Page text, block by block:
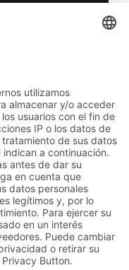
Friendly Captcha
*= Requerido